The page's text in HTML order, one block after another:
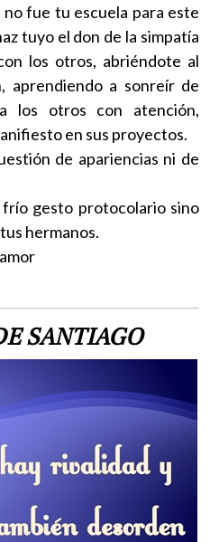
fue tu escuela para este
tuyo el don de la simpatía
los otros, abriéndote al
aprendiendo a sonreír de
los otros con atención,
en sus proyectos.
de apariencias ni de
gesto protocolario sino
hermanos.
SANTIAGO